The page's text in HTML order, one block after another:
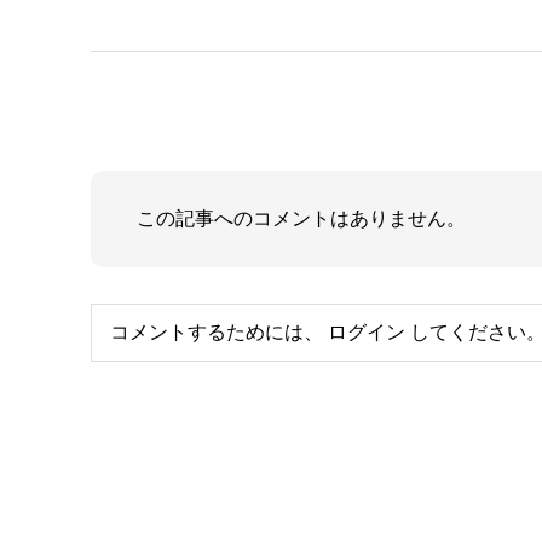
この記事へのコメントはありません。
コメントするためには、 ログイン してください。